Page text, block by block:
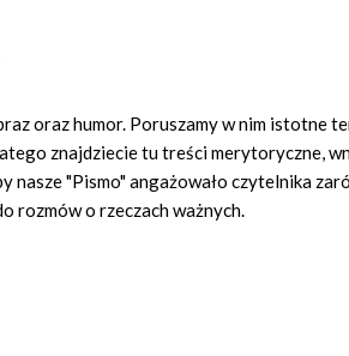
oraz humor. Poruszamy w nim istotne
znajdziecie tu treści merytoryczne,
nasze "Pismo" angażowało czytelnika
rozmów o rzeczach ważnych.